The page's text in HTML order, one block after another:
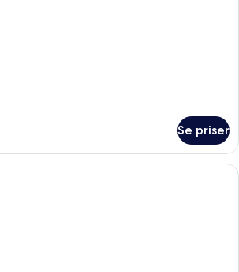
Se priser
Et moderne hotelværelse med en